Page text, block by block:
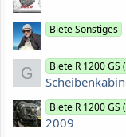
Biete Sonstiges
G Biete R 1200 GS
Biete R 1200 GS
2009